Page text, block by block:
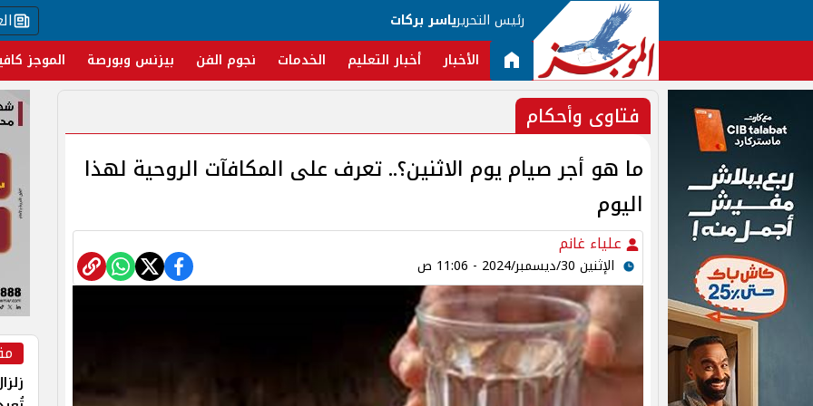
رئيس التحريرياسر بركات
الأخبار أخبار التعليم الخدمات نجوم الفن بيزنس وبورصة الموجز
فتاوى وأحكام
ما هو أجر صيام يوم الاثنين؟.. تعرف على المكافآت الروحية لهذا
اليوم
علياء غانم
الإثنين 30/ديسمبر/2024 - 11:06 ص